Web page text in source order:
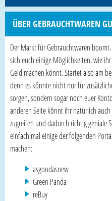
ÜBER GEBRAUCHTWAREN
Der Markt für Gebrauchtwaren
sich euch einige Möglichkeiten, wie
Geld machen könnt. Startet also am
denn es könnte nicht nur für
sorgen, sondern sogar noch euer
anderen Seite könnt ihr natürlich
zugreifen und dadurch richtig geniale
einfach mal einige der folgenden
machen:
asgoodasnew
Green Panda
reBuy